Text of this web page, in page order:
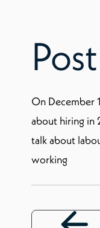
On December
about hiring in
talk about
working